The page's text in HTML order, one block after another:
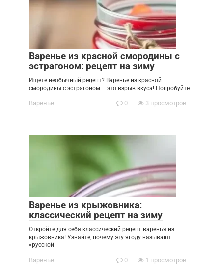
Варенье из красной смородины с
эстрагоном: рецепт на зиму
Ищете необычный рецепт? Варенье из красной
смородины с эстрагоном – это взрыв вкуса! Попробуйте
Варенье 0 3 просмотров
Варенье из крыжовника:
классический рецепт на зиму
Откройте для себя классический рецепт варенья из
крыжовника! Узнайте, почему эту ягоду называют
«русской
Варенье 0 1 просмотров